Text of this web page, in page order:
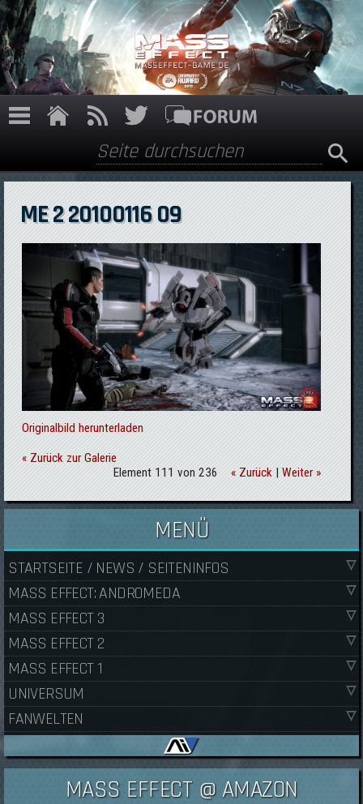
Direkt zum Inhalt
Suchformular
Suche
ME 2 20100116 09
Originalbild herunterladen
« Zurück zur Galerie
Element 111 von 236
« Zurück|Weiter »
MENÜ
STARTSEITE / NEWS / SEITENINFOS
MASS EFFECT: ANDROMEDA
MASS EFFECT 3
MASS EFFECT 2
MASS EFFECT 1
UNIVERSUM
FANWELTEN
MASS EFFECT @ AMAZON